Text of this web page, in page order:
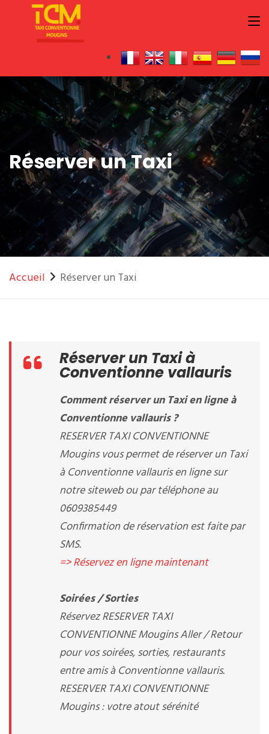
Réserver un Taxi
Accueil Réserver un Taxi
Réserver un Taxi à
Conventionne vallauris
Comment réserver un Taxi en ligne à
Conventionne vallauris ?
RESERVER TAXI CONVENTIONNE
Mougins vous permet de réserver un Taxi
à Conventionne vallauris en ligne sur
notre siteweb ou par téléphone au
0609385449
Confirmation de réservation est faite par
SMS.
=> Réservez en ligne maintenant
Soirées / Sorties
Réservez RESERVER TAXI
CONVENTIONNE Mougins Aller / Retour
pour vos soirées, sorties, restaurants
entre amis à Conventionne vallauris.
RESERVER TAXI CONVENTIONNE
Mougins : votre atout sérénité